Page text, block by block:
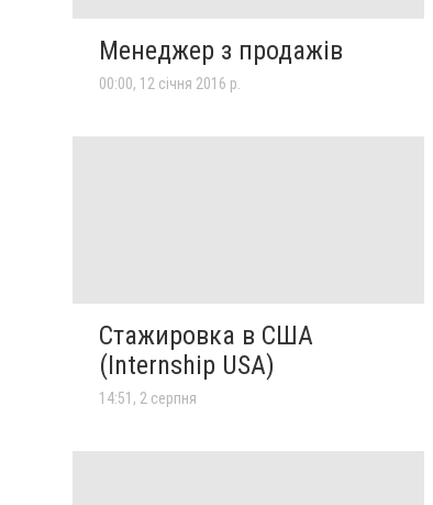
Менеджер з продажів
00:00, 12 січня 2016 р.
Стажировка в США
(Internship USA)
14:51, 2 серпня